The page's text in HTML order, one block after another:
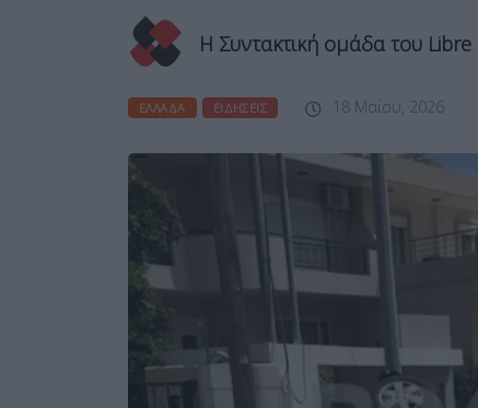
Η Συντακτική ομάδα του Libre
ΕΛΛΆΔΑ ΕΙΔΉΣΕΙΣ 18 Μαΐου, 2026